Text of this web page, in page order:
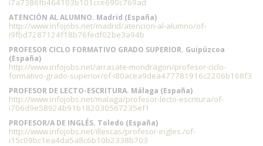
i7a7386fb464103b101cce690c769ad
ATENCIÓN AL ALUMNO. Madrid (España)
http://www.infojobs.net/madrid/atencion-al-alumno/of-
i9fbd7287124f18b76fedf02be3a94b
PROFESOR CICLO FORMATIVO GRADO SUPERIOR. Guipúzcoa
(España)
http://www.infojobs.net/arrasate-mondragon/profesor-ciclo-
formativo-grado-superior/of-i80acea9dea477781916c2206b168f3
PROFESOR DE LECTO-ESCRITURA. Málaga (España)
http://www.infojobs.net/malaga/profesor-lecto-escritura/of-
i706d9e58924b91b182030567235ef1
PROFESOR/A DE INGLÉS. Toledo (España)
http://www.infojobs.net/illescas/profesor-ingles./of-
i15c09bc1ea4da5a8c6b10b2338b703